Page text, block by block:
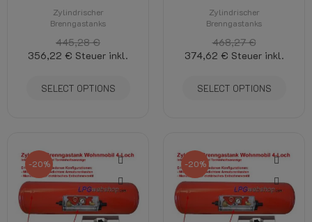
Zylindrischer
Brenngastanks
445,28 €
356,22 € Steuer inkl.
SELECT OPTIONS
Zylindrischer
Brenngastanks
468,27 €
374,62 € Steuer inkl.
SELECT OPTIONS
-20% -20%